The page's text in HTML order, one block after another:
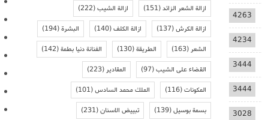
4263
4234
3444
3444
3028
ازالة الشعر الزائد(151) ازالة الشيب(222)
ازالة الكرش(137) ازالة الكلف(140) البشرة(194)
الشعر(163) الطريقة(130) الفنانة دنيا بطمة(142)
القضاء على الشيب(97) المقادير(223)
المكونات(116) الملك محمد السادس(101)
بسمة بوسيل(139) تبييض الاسنان(231)